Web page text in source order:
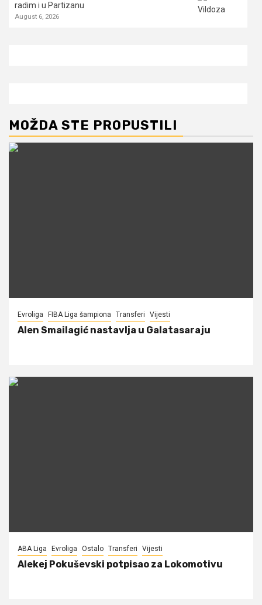
radim i u Partizanu
August 6, 2026
MOŽDA STE PROPUSTILI
Evroliga FIBA Liga šampiona Transferi Vijesti
Alen Smailagić nastavlja u Galatasaraju
ABA Liga Evroliga Ostalo Transferi Vijesti
Alekej Pokuševski potpisao za Lokomotivu